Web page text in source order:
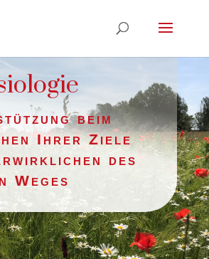
beim
Ihrer Ziele
des
Weges